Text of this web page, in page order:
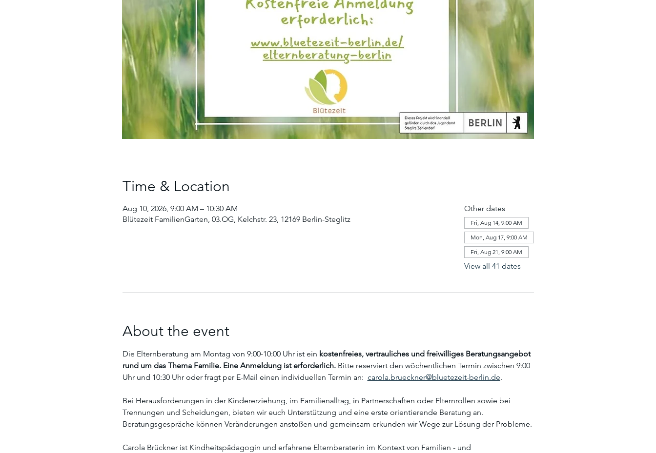
Time & Location
Aug 10, 2026, 9:00 AM – 10:30 AM
Blütezeit FamilienGarten, 03.OG, Kelchstr. 23, 12169 Berlin-Steglitz
Other dates
Fri, Aug 14, 9:00 AM
Mon, Aug 17, 9:00 AM
Fri, Aug 21, 9:00 AM
View all 41 dates
About the event
Die Elternberatung am Montag von 9:00-10:00 Uhr ist ein kostenfreies, vertrauliches und freiwilliges Beratungsangebot
rund um das Thema Familie. Eine Anmeldung ist erforderlich. Bitte reserviert den wöchentlichen Termin zwischen 9:00
Uhr und 10:30 Uhr oder fragt per E-Mail einen individuellen Termin an: carola.brueckner@bluetezeit-berlin.de.
Bei Herausforderungen in der Kindererziehung, im Familienalltag, in Partnerschaften oder Elternrollen sowie bei
Trennungen und Scheidungen, bieten wir euch Unterstützung und eine erste orientierende Beratung an.
Beratungsgespräche können Veränderungen anstoßen und gemeinsam erkunden wir Wege zur Lösung der Probleme.
Carola Brückner ist Kindheitspädagogin und erfahrene Elternberaterin im Kontext von Familien - und